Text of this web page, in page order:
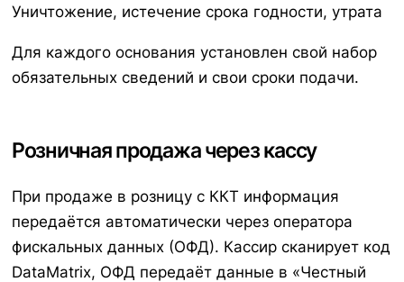
Уничтожение, истечение срока годности, утрата
Для каждого основания установлен свой набор
обязательных сведений и свои сроки подачи.
Розничная продажа через кассу
При продаже в розницу с ККТ информация
передаётся автоматически через оператора
фискальных данных (ОФД). Кассир сканирует код
DataMatrix, ОФД передаёт данные в «Честный